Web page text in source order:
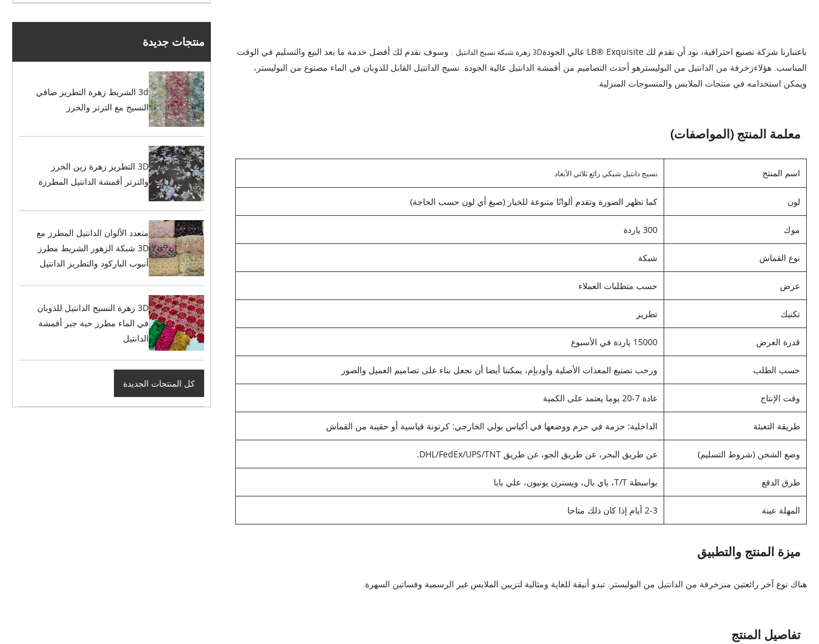
منتجات جديدة
3d الشريط زهرة التطريز صافي
النسيج مع الترتر والخرز
3D التطريز زهرة زين الخرز
والترتر أقمشة الدانتيل المطرزة
متعدد الألوان الدانتيل المطرز مع
3D شبكة الزهور الشريط مطرز
أنبوب الباركود والتطريز الدانتيل
3D زهرة النسيج الدانتيل للذوبان
في الماء مطرز حبة جبر أقمشة
الدانتيل
كل المنتجات الجديدة
باعتبارنا شركة تصنيع احترافية، نود أن نقدم لك LB® Exquisite عالي الجودة 3D زهرة شبكة نسيج الدانتيل
. وسوف نقدم لك أفضل خدمة ما بعد البيع والتسليم في الوقت
المناسب. هؤلاءزخرفة من الدانتيل من البوليستر هو أحدث التصاميم من أقمشة الدانتيل عالية الجودة. نسيج الدانتيل القابل للذوبان في الماء مصنوع من البوليستر،
ويمكن استخدامه في منتجات الملابس والمنسوجات المنزلية.
معلمة المنتج (المواصفات)
اسم المنتج نسيج دانتيل شبكي رائع ثلاثي الأبعاد
لون كما تظهر الصورة وتقدم ألوانًا متنوعة للخيار (صبغ أي لون حسب الحاجة)
موك 300 ياردة
نوع القماش شبكة
عرض حسب متطلبات العملاء
تكنيك تطريز
قدرة العرض 15000 ياردة في الأسبوع
حسب الطلب ورحب تصنيع المعدات الأصلية وأوديإم، يمكننا أيضا أن نجعل بناء على تصاميم العميل والصور
وقت الإنتاج عادة 7-20 يوما يعتمد على الكمية
طريقة التعبئة الداخلية: حزمة في حزم ووضعها في أكياس بولي الخارجي: كرتونة قياسية أو حقيبة من القماش
وضع الشحن (شروط التسليم) عن طريق البحر، عن طريق الجو، عن طريق DHL/FedEx/UPS/TNT.
طرق الدفع بواسطة T/T، باي بال، ويسترن يونيون، علي بابا
المهلة عينة 2-3 أيام إذا كان ذلك متاحا
ميزة المنتج والتطبيق
هناك نوع آخر رائعتين منزخرفة من الدانتيل من البوليستر . تبدو أنيقة للغاية ومثالية لتزيين الملابس غير الرسمية وفساتين السهرة.
تفاصيل المنتج